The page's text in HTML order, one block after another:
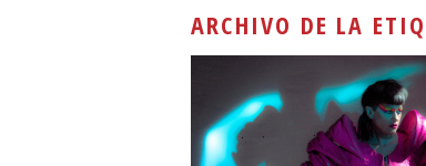
ARCHIVO DE LA